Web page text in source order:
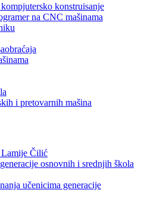
konstruisanje
na CNC mašinama
i pretovarnih mašina
Lamije Čilić
osnovnih i srednjih škola
učenicima generacije